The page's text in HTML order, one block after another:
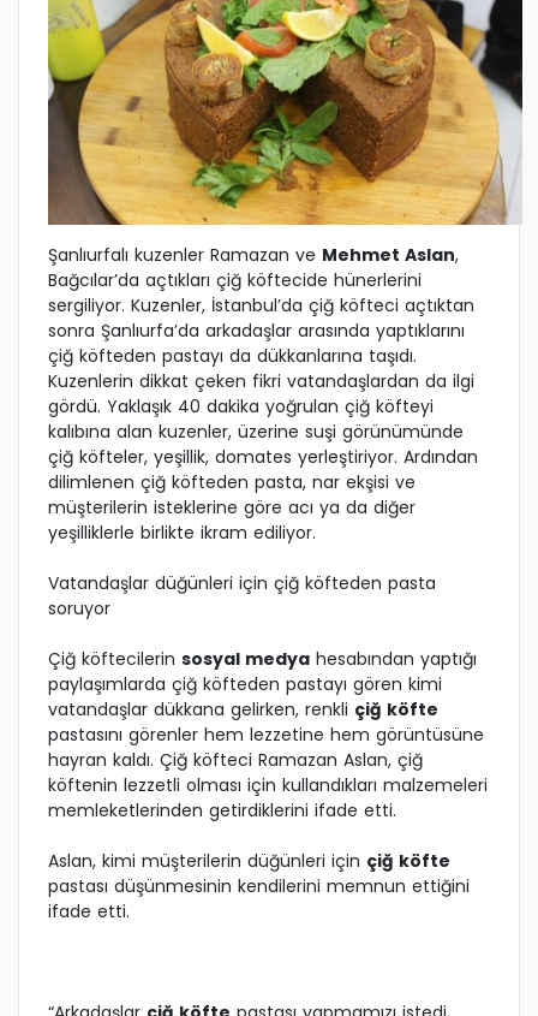
Şanlıurfalı kuzenler Ramazan ve Mehmet Aslan,
Bağcılar’da açtıkları çiğ köftecide hünerlerini
sergiliyor. Kuzenler, İstanbul’da çiğ köfteci açtıktan
sonra Şanlıurfa’da arkadaşlar arasında yaptıklarını
çiğ köfteden pastayı da dükkanlarına taşıdı.
Kuzenlerin dikkat çeken fikri vatandaşlardan da ilgi
gördü. Yaklaşık 40 dakika yoğrulan çiğ köfteyi
kalıbına alan kuzenler, üzerine suşi görünümünde
çiğ köfteler, yeşillik, domates yerleştiriyor. Ardından
dilimlenen çiğ köfteden pasta, nar ekşisi ve
müşterilerin isteklerine göre acı ya da diğer
yeşilliklerle birlikte ikram ediliyor.
Vatandaşlar düğünleri için çiğ köfteden pasta
soruyor
Çiğ köftecilerin sosyal medya hesabından yaptığı
paylaşımlarda çiğ köfteden pastayı gören kimi
vatandaşlar dükkana gelirken, renkli çiğ köfte
pastasını görenler hem lezzetine hem görüntüsüne
hayran kaldı. Çiğ köfteci Ramazan Aslan, çiğ
köftenin lezzetli olması için kullandıkları malzemeleri
memleketlerinden getirdiklerini ifade etti.
Aslan, kimi müşterilerin düğünleri için çiğ köfte
pastası düşünmesinin kendilerini memnun ettiğini
ifade etti.